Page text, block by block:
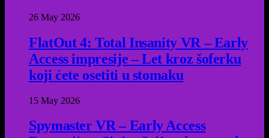
26 May 2026
FlatOut 4: Total Insanity VR – Early
Access impresije – Let kroz šoferku
koji ćete osetiti u stomaku
15 May 2026
Spymaster VR – Early Access